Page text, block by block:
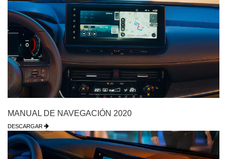
MANUAL DE NAVEGACIÓN 2020
DESCARGAR